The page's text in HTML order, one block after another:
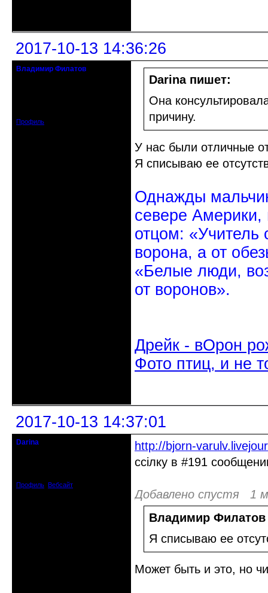
2017-10-13 14:36:26
Владимир Филатов
Профиль
Darina пишет:
Она
причину.
У нас были отличные
Я списываю ее
Однажды
севере
отцом: «Учитель
ворона, а от
«Белые люди,
от воронов».
Дрейк - вОрон
Фото птиц, и не
2017-10-13 14:37:01
Darina
Профиль Вебсайт
http://bjorn-
ссілку в #191
Добавлено спустя 1
Владимир
Я списываю ее
Может быть и это, но